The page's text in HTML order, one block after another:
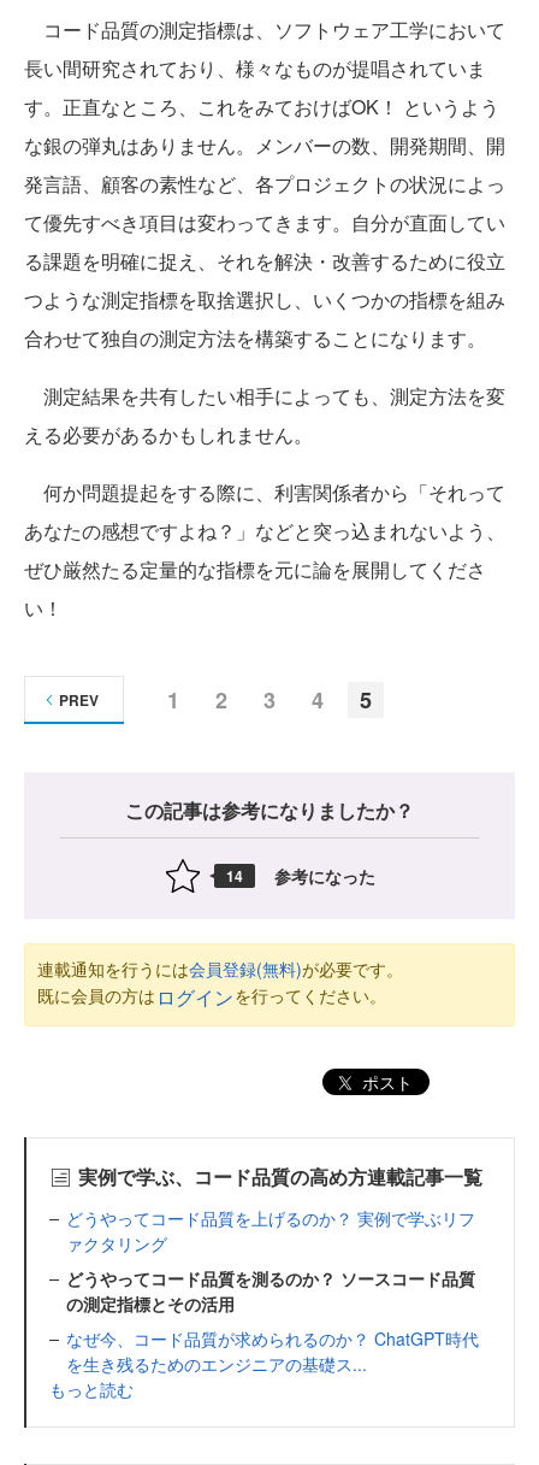
コード品質の測定指標は、ソフトウェア工学において
長い間研究されており、様々なものが提唱されていま
す。正直なところ、これをみておけばOK！ というよう
な銀の弾丸はありません。メンバーの数、開発期間、開
発言語、顧客の素性など、各プロジェクトの状況によっ
て優先すべき項目は変わってきます。自分が直面してい
る課題を明確に捉え、それを解決・改善するために役立
つような測定指標を取捨選択し、いくつかの指標を組み
合わせて独自の測定方法を構築することになります。
測定結果を共有したい相手によっても、測定方法を変
える必要があるかもしれません。
何か問題提起をする際に、利害関係者から「それって
あなたの感想ですよね？」などと突っ込まれないよう、
ぜひ厳然たる定量的な指標を元に論を展開してくださ
い！
1 2 3 4 5
PREV
この記事は参考になりましたか？
14 参考になった
連載通知を行うには会員登録(無料)が必要です。
既に会員の方は ログインを行ってください。
ポスト
実例で学ぶ、コード品質の高め方連載記事一覧
どうやってコード品質を上げるのか？ 実例で学ぶリフ
ァクタリング
どうやってコード品質を測るのか？ ソースコード品質
の測定指標とその活用
なぜ今、コード品質が求められるのか？ ChatGPT時代
を生き残るためのエンジニアの基礎ス...
もっと読む